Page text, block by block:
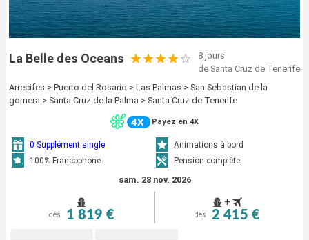
La Belle des Oceans
8 jours
de Santa Cruz de Tenerife
Arrecifes > Puerto del Rosario > Las Palmas > San Sebastian de la
gomera > Santa Cruz de la Palma > Santa Cruz de Tenerife
Payez en 4X
0 Supplément single
Animations à bord
100% Francophone
Pension complète
sam. 28 nov. 2026
dès 1 819 €
+
dès 2 415 €